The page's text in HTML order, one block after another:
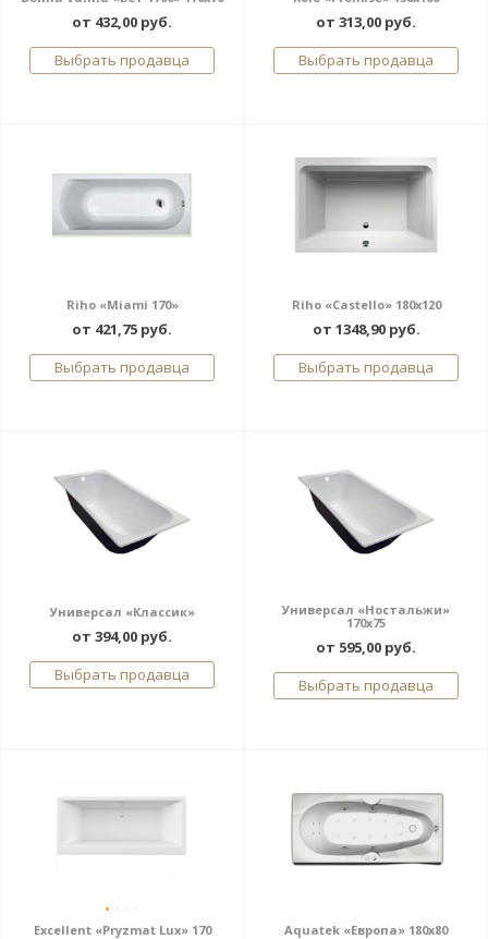
от 432,00 руб.
Выбрать продавца
от 313,00 руб.
Выбрать продавца
Riho «Miami 170»
от 421,75 руб.
Выбрать продавца
Riho «Castello» 180x120
от 1348,90 руб.
Выбрать продавца
Универсал «Классик»
от 394,00 руб.
Выбрать продавца
Универсал «Ностальжи»
170x75
от 595,00 руб.
Выбрать продавца
Excellent «Pryzmat Lux» 170 Aquatek «Европа» 180x80